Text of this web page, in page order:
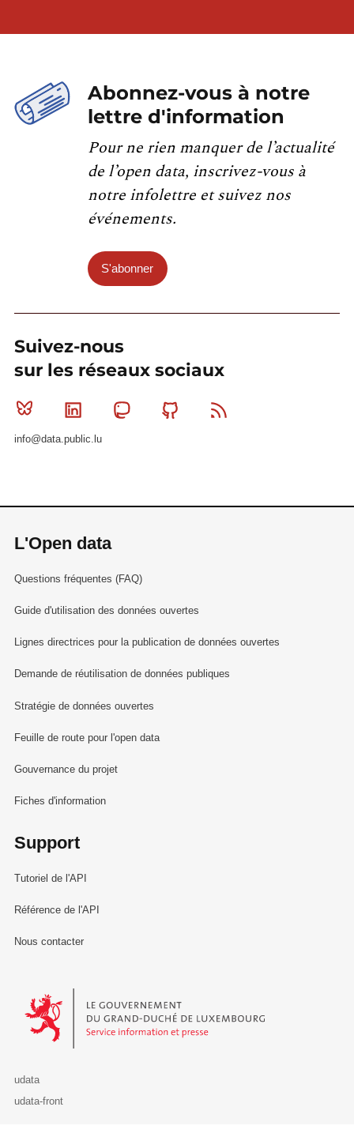
Abonnez-vous à notre
lettre d'information
Pour ne rien manquer de l’actualité
de l’open data, inscrivez-vous à
notre infolettre et suivez nos
événements.
S'abonner
Suivez-nous
sur les réseaux sociaux
Bluesky Linkedin MastodonGithub
info@data.public.lu
L'Open data
Questions fréquentes (FAQ)
Guide d'utilisation des données ouvertes
Lignes directrices pour la publication de données ouvertes
Demande de réutilisation de données publiques
Stratégie de données ouvertes
Feuille de route pour l'open data
Gouvernance du projet
Fiches d'information
Support
Tutoriel de l'API
Référence de l'API
Nous contacter
Le Gouvernement du Grand-Duché de Luxembourg - Service
udata
udata-front